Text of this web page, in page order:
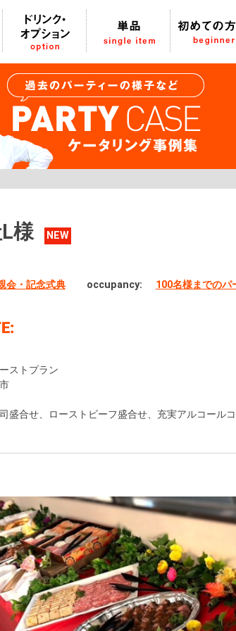
様 NEW
会・記念式典 occupancy: 100名様までのパ
ストプラン
盛合せ、ローストビーフ盛合せ、充実アルコール